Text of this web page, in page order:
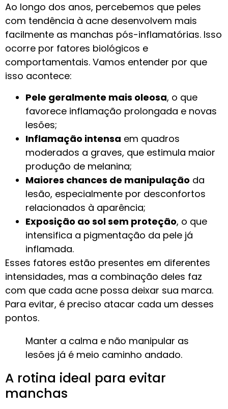
Ao longo dos anos, percebemos que peles
com tendência à acne desenvolvem mais
facilmente as manchas pós-inflamatórias. Isso
ocorre por fatores biológicos e
comportamentais. Vamos entender por que
isso acontece:
Pele geralmente mais oleosa, o que
favorece inflamação prolongada e novas
lesões;
Inflamação intensa em quadros
moderados a graves, que estimula maior
produção de melanina;
Maiores chances de manipulação da
lesão, especialmente por desconfortos
relacionados à aparência;
Exposição ao sol sem proteção, o que
intensifica a pigmentação da pele já
inflamada.
Esses fatores estão presentes em diferentes
intensidades, mas a combinação deles faz
com que cada acne possa deixar sua marca.
Para evitar, é preciso atacar cada um desses
pontos.
Manter a calma e não manipular as
lesões já é meio caminho andado.
A rotina ideal para evitar
manchas